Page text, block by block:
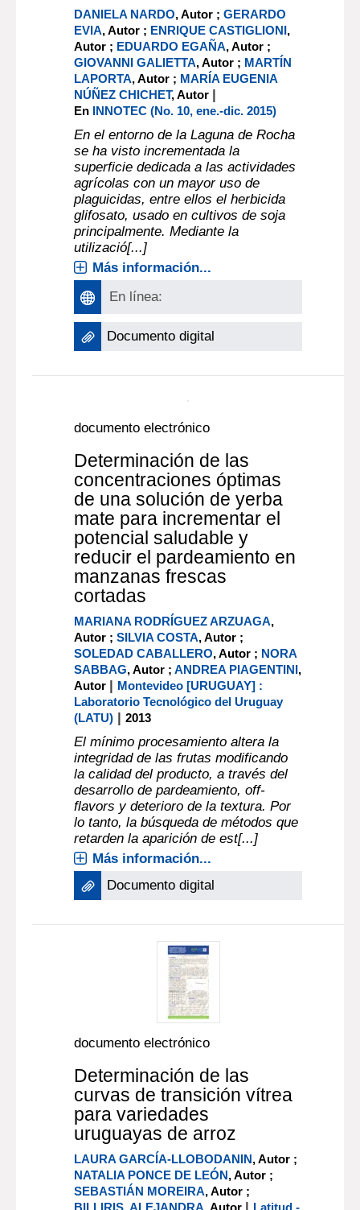
DANIELA NARDO, Autor ;GERARDO
EVIA, Autor ; ENRIQUE CASTIGLIONI,
Autor ; EDUARDO EGAÑA, Autor ;
GIOVANNI GALIETTA, Autor ; MARTÍN
LAPORTA, Autor ; MARÍA EUGENIA
NÚÑEZ CHICHET, Autor |
En INNOTEC (No. 10, ene.-dic. 2015)
En el entorno de la Laguna de Rocha
se ha visto incrementada la
superficie dedicada a las actividades
agrícolas con un mayor uso de
plaguicidas, entre ellos el herbicida
glifosato, usado en cultivos de soja
principalmente. Mediante la
utilizació[...]
Más información...
En línea:
Documento digital
documento electrónico
Determinación de las
concentraciones óptimas
de una solución de yerba
mate para incrementar el
potencial saludable y
reducir el pardeamiento en
manzanas frescas
cortadas
MARIANA RODRÍGUEZ ARZUAGA,
Autor ;SILVIA COSTA, Autor ;
SOLEDAD CABALLERO, Autor ; NORA
SABBAG, Autor ;ANDREA PIAGENTINI,
Autor | Montevideo [URUGUAY] :
Laboratorio Tecnológico del Uruguay
(LATU) |2013
El mínimo procesamiento altera la
integridad de las frutas modificando
la calidad del producto, a través del
desarrollo de pardeamiento, off-
flavors y deterioro de la textura. Por
lo tanto, la búsqueda de métodos que
retarden la aparición de est[...]
Más información...
Documento digital
documento electrónico
Determinación de las
curvas de transición vítrea
para variedades
uruguayas de arroz
LAURA GARCÍA-LLOBODANIN, Autor ;
NATALIA PONCE DE LEÓN, Autor ;
SEBASTIÁN MOREIRA, Autor ;
BILLIRIS, ALEJANDRA , Autor Latitud -